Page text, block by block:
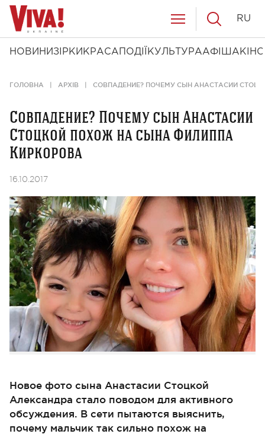
НОВИНИ ЗІРКИ КРАСА ПОДІЇ КУЛЬТУРААФІША КІНО
RU
ГОЛОВНА АРХІВ СОВПАДЕНИЕ? ПОЧЕМУ СЫН АНАСТАСИИ
Совпадение? Почему сын Анастасии
Стоцкой похож на сына Филиппа
Киркорова
16.10.2017
Новое фото сына Анастасии Стоцкой
Александра стало поводом для активного
обсуждения. В сети пытаются выяснить,
почему мальчик так сильно похож на